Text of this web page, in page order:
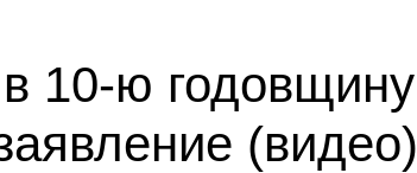
10-ю годовщину
(видео)